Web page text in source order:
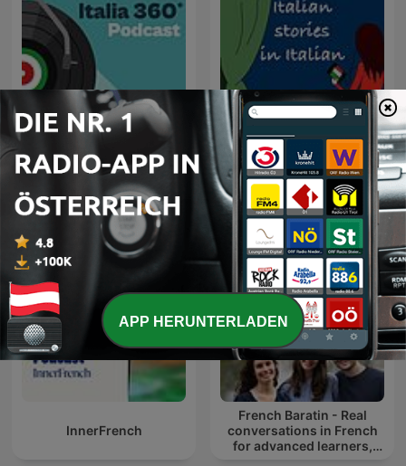
Italia 360° Italian Stories In Italian
InnerFrench
French Baratin - Real
conversations in French
for advanced learners,
APP HERUNTERLADEN